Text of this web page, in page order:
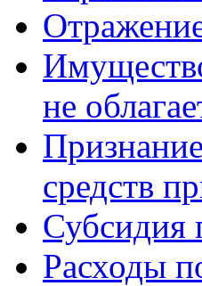
не
средств
Расходы